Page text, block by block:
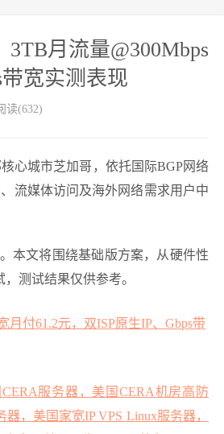
月流量@300Mbps
宽实测表现
读(632)
心城市芝加哥，依托国际BGP网络
流媒体访问及海外网络需求用户中
本文将围绕基础版方案，从硬件性
测试结果仅供参考。
服务器，美国CERA机房高防
，美国家宽IP VPS Linux服务器，